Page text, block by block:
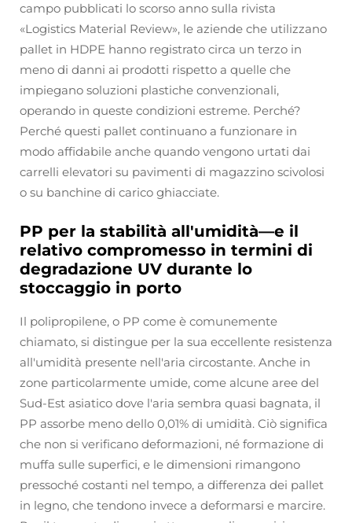
campo pubblicati lo scorso anno sulla rivista
«Logistics Material Review», le aziende che utilizzano
pallet in HDPE hanno registrato circa un terzo in
meno di danni ai prodotti rispetto a quelle che
impiegano soluzioni plastiche convenzionali,
operando in queste condizioni estreme. Perché?
Perché questi pallet continuano a funzionare in
modo affidabile anche quando vengono urtati dai
carrelli elevatori su pavimenti di magazzino scivolosi
o su banchine di carico ghiacciate.
PP per la stabilità all'umidità—e il
relativo compromesso in termini di
degradazione UV durante lo
stoccaggio in porto
Il polipropilene, o PP come è comunemente
chiamato, si distingue per la sua eccellente resistenza
all'umidità presente nell'aria circostante. Anche in
zone particolarmente umide, come alcune aree del
Sud-Est asiatico dove l'aria sembra quasi bagnata, il
PP assorbe meno dello 0,01% di umidità. Ciò significa
che non si verificano deformazioni, né formazione di
muffa sulle superfici, e le dimensioni rimangono
pressoché costanti nel tempo, a differenza dei pallet
in legno, che tendono invece a deformarsi e marcire.